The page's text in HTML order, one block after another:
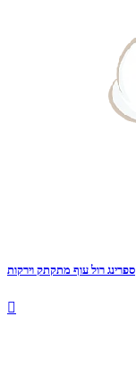
ספרינג רול עוף מתקתק וירקות
